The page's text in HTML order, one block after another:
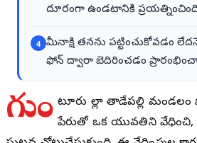
దూరంగా ఉండటానికి
4 మీనాక్షి తనను పట్టించుకోవడం
ఫోన్ ద్వారా బెదిరించడం
గుం టూరు జిల్లా తాడేపల్లి
పేరుతో ఒక యువతిని